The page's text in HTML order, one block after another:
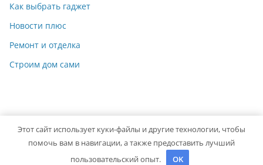
Как выбрать гаджет
Новости плюс
Ремонт и отделка
Строим дом сами
Copyright © 2026 Мастер на Все Руки. Powered byColorMag
Этот сайт использует куки-файлы и другие технологии, чтобы
помочь вам в навигации, а также предоставить лучший
пользовательский опыт.
OK